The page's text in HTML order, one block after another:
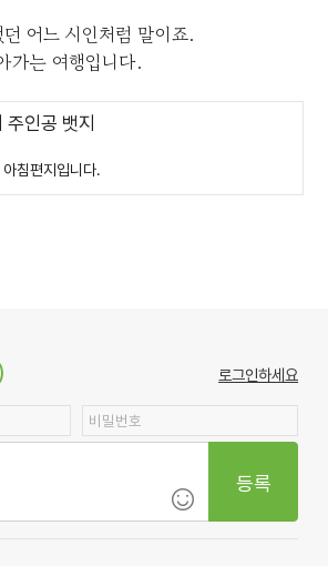
어느 시인처럼 말이죠.
가는 여행입니다.
침편지입니다.
로그인하세요
등록